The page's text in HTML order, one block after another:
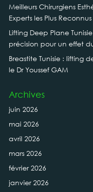
Meilleurs Chirurgiens
Experts les Plus Reconnus
Lifting Deep Plane
précision pour un effet
Breastite Tunisie : lifting
le Dr Youssef GAM
Archives
juin 2026
mai 2026
avril 2026
mars 2026
février 2026
janvier 2026